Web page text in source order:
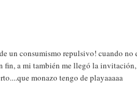
un consumismo repulsivo! cuando
fin, a mi también me llegó la
monazo tengo de playaaaaa